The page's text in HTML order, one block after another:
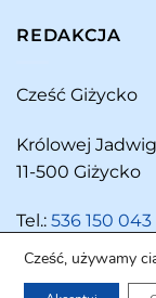
REDAKCJA
Cześć Giżycko
Królowej
11-500 Giżycko
Tel.: 536 150 043
Cześć, używamy